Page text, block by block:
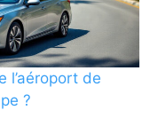
l’aéroport de
?